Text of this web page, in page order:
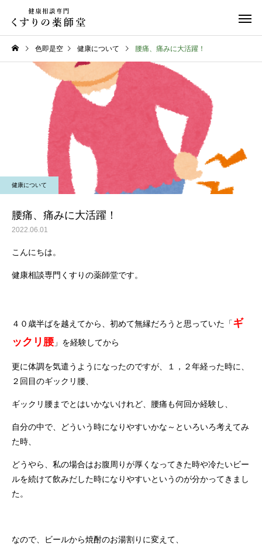
日常のこと
令和８年熊本地震
お知らせ
お盆期間中のご相談に
て
色即是空 健康について 腰痛、痛みに大活躍！
健康について
腰痛、痛みに大活躍！
2022.06.01
こんにちは。
健康相談専門くすりの薬師堂です。
４０歳半ばを越えてから、初めて無縁だろうと思っていた「ギ
ックリ腰」を経験してから
更に体調を気遣うようになったのですが、１，２年経った時に、
２回目のギックリ腰、
ギックリ腰までとはいかないけれど、腰痛も何回か経験し、
自分の中で、どういう時になりやすいかな～といろいろ考えてみ
た時、
どうやら、私の場合はお腹周りが厚くなってきた時や冷たいビー
ルを続けて飲みだした時になりやすいというのが分かってきまし
た。
なので、ビールから焼酎のお湯割りに変えて、